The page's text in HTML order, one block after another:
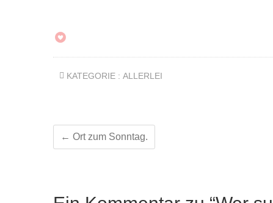
KATEGORIE : ALLERLEI
← Ort zum Sonntag.